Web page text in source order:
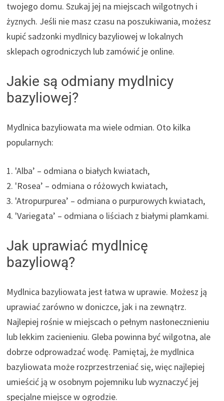
twojego domu. Szukaj jej na miejscach wilgotnych i
żyznych. Jeśli nie masz czasu na poszukiwania, możesz
kupić sadzonki mydlnicy bazyliowej w lokalnych
sklepach ogrodniczych lub zamówić je online.
Jakie są odmiany mydlnicy
bazyliowej?
Mydlnica bazyliowata ma wiele odmian. Oto kilka
popularnych:
1. 'Alba’ – odmiana o białych kwiatach,
2. 'Rosea’ – odmiana o różowych kwiatach,
3. 'Atropurpurea’ – odmiana o purpurowych kwiatach,
4. 'Variegata’ – odmiana o liściach z białymi plamkami.
Jak uprawiać mydlnicę
bazyliową?
Mydlnica bazyliowata jest łatwa w uprawie. Możesz ją
uprawiać zarówno w doniczce, jak i na zewnątrz.
Najlepiej rośnie w miejscach o pełnym nasłonecznieniu
lub lekkim zacienieniu. Gleba powinna być wilgotna, ale
dobrze odprowadzać wodę. Pamiętaj, że mydlnica
bazyliowata może rozprzestrzeniać się, więc najlepiej
umieścić ją w osobnym pojemniku lub wyznaczyć jej
specjalne miejsce w ogrodzie.